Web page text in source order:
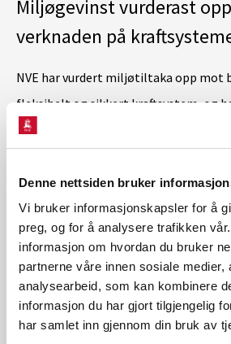
Denne nettsiden bruker
Vi bruker informasjonskapsler for å
preg, og for å analysere trafikken
informasjon om hvordan du bruker
partnerne våre innen sosiale medier,
analysearbeid, som kan kombinere
informasjon du har gjort tilgjengelig
har samlet inn gjennom din bruk av
Miljøgevinst vurderast
verknaden på
NVE har vurdert miljøtiltaka opp mot
fleksibelt og sikkert kraftsystem, og
påverknaden på reguleringsevna til
NVE moderniserer òg vilkåra til
dei same konsesjonsvilkåra som ein
Desse vilkåra gjer at styresmaktene
undersøkingar og tiltak når det er
som har komme opp gjennom